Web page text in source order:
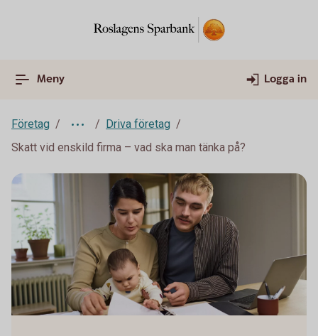
Meny Logga in
Företag
Driva företag
Skatt vid enskild firma – vad ska man tänka på?